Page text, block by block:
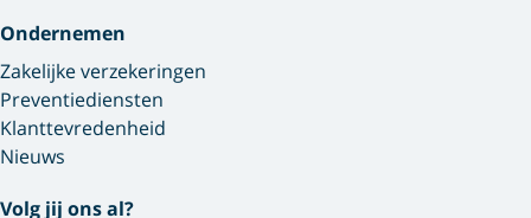
Ondernemen
Zakelijke verzekeringen
Preventiediensten
Klanttevredenheid
Nieuws
Volg jij ons al?